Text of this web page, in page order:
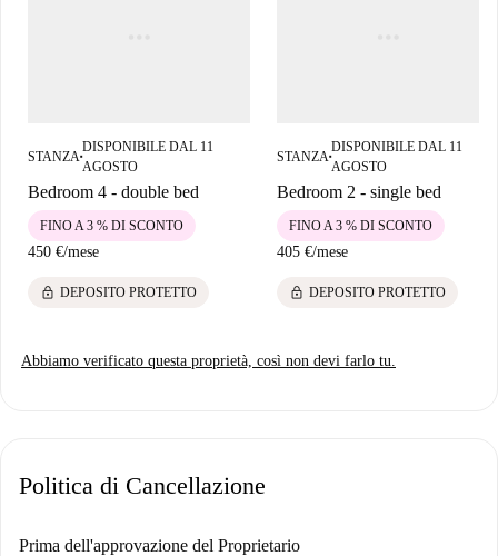
godersi un po' di cultura locale. Nelle vicinanze si trovano anche mercati
come Dia ed El Jamón, ideali per le necessità quotidiane.
STANZA ■
DISPONIBILE DAL 11
AGOSTO
Bedroom 4 - double bed
450 €/mese
FINO A 3 % DI SCONTO
lock DEPOSITO PROTETTO
STANZA ■
DISPONIBILE DAL 11
AGOSTO
Bedroom 2 - single bed
405 €/mese
FINO A 3 % DI SCONTO
lock DEPOSITO PROTETTO
Abbiamo verificato questa proprietà, così non devi farlo tu.
Politica di Cancellazione
Prima dell'approvazione del Proprietario